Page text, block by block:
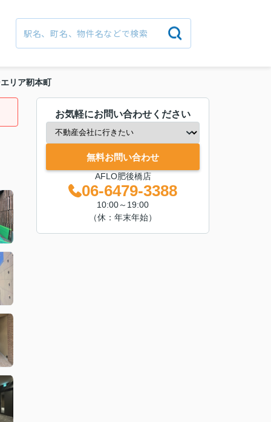
リア靭本町
お気軽にお問い合わせください
無料お問い合わせ
AFLO肥後橋店
06-6479-3388
10:00～19:00
（休：年末年始）